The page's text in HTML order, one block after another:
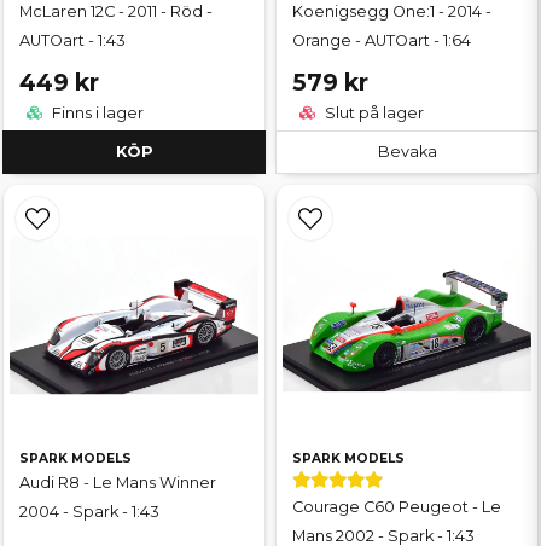
McLaren 12C - 2011 - Röd -
AUTOart - 1:43
449 kr
Finns i lager
KÖP
Koenigsegg One:1 - 2014 -
Orange - AUTOart - 1:64
579 kr
Slut på lager
Bevaka
SPARK MODELS
Audi R8 - Le Mans Winner
2004 - Spark - 1:43
SPARK MODELS
Courage C60 Peugeot - Le
Mans 2002 - Spark - 1:43